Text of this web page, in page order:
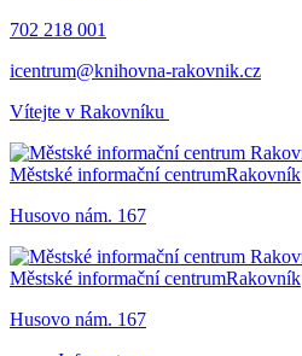
702 218 001
icentrum@knihovna-rakovnik.cz
Vítejte v Rakovníku
Městské informační centrumRakovník
Husovo nám. 167
Městské informační centrumRakovník
Husovo nám. 167